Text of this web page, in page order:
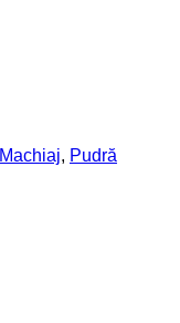
Machiaj, Pudră